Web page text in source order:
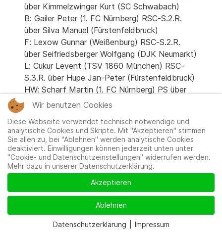
über Kimmelzwinger Kurt (SC Schwabach)
B: Gailer Peter (1. FC Nürnberg) RSC-S.2.R.
über Silva Manuel (Fürstenfeldbruck)
F: Lexow Gunnar (Weißenburg) RSC-S.2.R.
über Seifriedsberger Wolfgang (DJK Neumarkt)
L: Cukur Levent (TSV 1860 München) RSC-
S.3.R. über Hupe Jan-Peter (Fürstenfeldbruck)
HW: Scharf Martin (1. FC Nürnberg) PS über
Schuster Reinhold (BC Ingolstadt)
Liebing Hermann, 1. FC Nürnberg
HM: Scherbluk Swiatoslaw, Bav. Landshut,
TSC-S.3.R. über Lindow Michael (1. FC
Bayreuth)
M: Dierich Heiko (Allg. Tor Memmingen) PS
über Kececi Sedat (Fürstenfeldbruck)
HS: Schoberth Gerhard (1. FC Bayreuth) PS
über Öztürk Murat (1. FC Nürnberg)
S: Stettinger Peter (BC Weißenburg) PS über
Wir benutzen Cookies
Diese Webseite verwendet technisch notwendige und
analytische Cookies und Skripte. Mit "Akzeptieren" stimmen
Sie allen zu, bei "Ablehnen" werden analytische Cookies
deaktiviert. Einwilligungen können jederzeit unten unter
"Cookie- und Datenschutzeinstellungen" widerrufen werden.
Mehr dazu in unserer Datenschutzerklärung.
Akzeptieren
Ablehnen
Datenschutzerklärung Impressum